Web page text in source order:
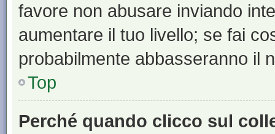
favore non abusare inviando
aumentare il tuo livello; se fai
probabilmente abbasseranno il
Top
Perché quando clicco sul